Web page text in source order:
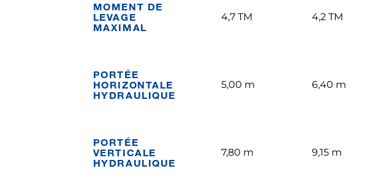
MOMENT DE
LEVAGE
MAXIMAL
4,7 TM 4,2 TM
PORTÉE
HORIZONTALE
HYDRAULIQUE
5,00 m 6,40 m
PORTÉE
VERTICALE
HYDRAULIQUE
7,80 m 9,15 m